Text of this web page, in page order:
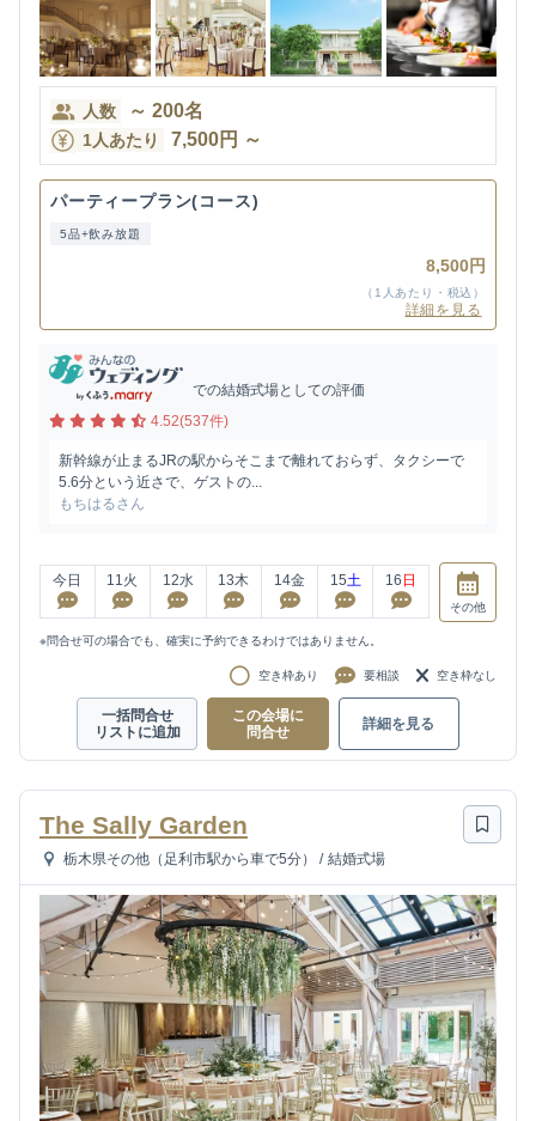
人数 ～ 200名
1人あたり 7,500円 ～
パーティープラン(コース)
5品+飲み放題
8,500円
（1人あたり・税込）
詳細を見る
での結婚式場としての評価
4.52(537件)
新幹線が止まるJRの駅からそこまで離れておらず、タクシーで
5.6分という近さで、ゲストの...
もちはるさん
今日 11火 12水 13木 14金 15土 16 日
その他
※問合せ可の場合でも、確実に予約できるわけではありません。
空き枠あり 要相談 空き枠なし
一括問合せ
リストに追加
この会場に
問合せ
詳細を見る
The Sally Garden
栃木県その他（足利市駅から車で5分） / 結婚式場